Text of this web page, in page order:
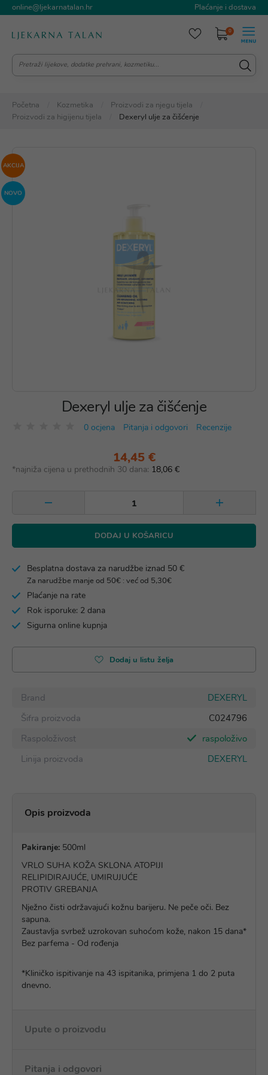
online@ljekarnatalan.hr Plaćanje i dostava
0
Početna Kozmetika
Proizvodi za njegu tijela
Proizvodi za higijenu tijela
Dexeryl ulje za čišćenje
AKCIJA
NOVO
Dexeryl ulje za čišćenje
0 ocjena Pitanja i odgovori Recenzije
14,45 €
*najniža cijena u prethodnih 30 dana: 18,06 €
DODAJ U KOŠARICU
Besplatna dostava za narudžbe iznad 50 €
Za narudžbe manje od 50€ : već od 5,30€
Plaćanje na rate
Rok isporuke: 2 dana
Sigurna online kupnja
Dodaj u listu želja
Brand
DEXERYL
Šifra proizvoda
C024796
Raspoloživost
raspoloživo
Linija proizvoda
DEXERYL
Opis proizvoda
Pakiranje: 500ml
VRLO SUHA KOŽA SKLONA ATOPIJI
RELIPIDIRAJUĆE, UMIRUJUĆE
PROTIV GREBANJA
Nježno čisti održavajući kožnu barijeru. Ne peče oči. Bez
sapuna.
Zaustavlja svrbež uzrokovan suhoćom kože, nakon 15 dana*
Bez parfema - Od rođenja
*Kliničko ispitivanje na 43 ispitanika, primjena 1 do 2 puta
dnevno.
Upute o proizvodu
Pitanja i odgovori